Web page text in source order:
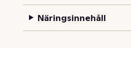
Näringsinnehåll